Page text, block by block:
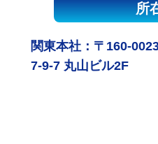
所
関東本社：〒160-
7-9-7 丸山ビル2F